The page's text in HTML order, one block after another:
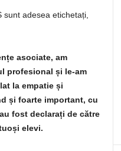
adesea etichetați,
asociate, am
profesional și le-am
la empatie și
și foarte important, cu
fost declarați de către
elevi.